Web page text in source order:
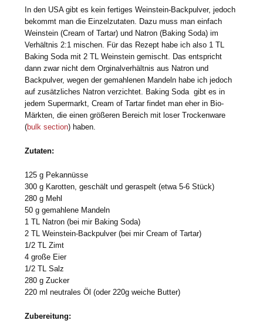
In den USA gibt es kein fertiges Weinstein-Backpulver, jedoch
bekommt man die Einzelzutaten. Dazu muss man einfach
Weinstein (Cream of Tartar) und Natron (Baking Soda) im
Verhältnis 2:1 mischen. Für das Rezept habe ich also 1 TL
Baking Soda mit 2 TL Weinstein gemischt. Das entspricht
dann zwar nicht dem Orginalverhältnis aus Natron und
Backpulver, wegen der gemahlenen Mandeln habe ich jedoch
auf zusätzliches Natron verzichtet. Baking Soda gibt es in
jedem Supermarkt, Cream of Tartar findet man eher in Bio-
Märkten, die einen größeren Bereich mit loser Trockenware
(bulk section) haben.
Zutaten:
125 g Pekannüsse
300 g Karotten, geschält und geraspelt (etwa 5-6 Stück)
280 g Mehl
50 g gemahlene Mandeln
1 TL Natron (bei mir Baking Soda)
2 TL Weinstein-Backpulver (bei mir Cream of Tartar)
1/2 TL Zimt
4 große Eier
1/2 TL Salz
280 g Zucker
220 ml neutrales Öl (oder 220g weiche Butter)
Zubereitung: